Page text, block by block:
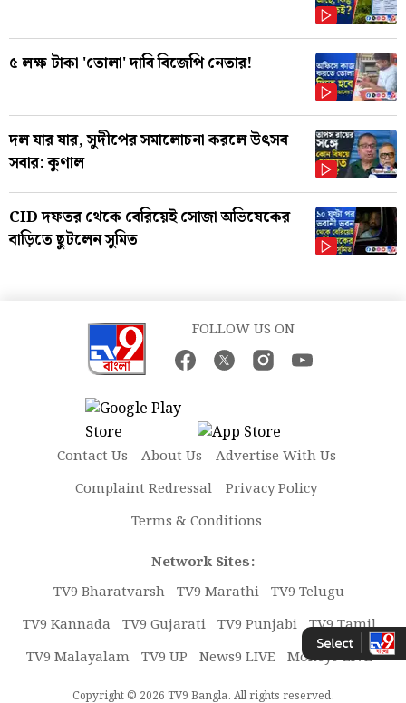
৫ লক্ষ টাকা 'তোলা' দাবি বিজেপি নেতার!
দল যার যার, সুদীপের সমালোচনা করলে উৎসব
সবার: কুণাল
CID দফতর থেকে বেরিয়েই সোজা অভিষেকের
বাড়িতে ছুটলেন সুমিত
FOLLOW US ON
Contact Us About Us
Advertise With Us
Complaint Redressal
Privacy Policy
Terms & Conditions
Network Sites:
TV9 Bharatvarsh TV9 Marathi TV9 Telugu
TV9 Kannada TV9 Gujarati TV9 Punjabi TV9 Tamil
TV9 Malayalam TV9 UP News9 LIVE Money9 LIVE
Copyright © 2026 TV9 Bangla. All rights reserved.